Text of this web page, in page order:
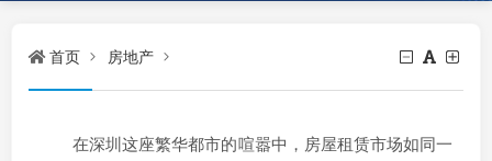
首页 房地产
在深圳这座繁华都市的喧嚣中，房屋租赁市场如同一